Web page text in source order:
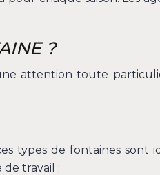
?
attention toute
types de fontaines
travail ;